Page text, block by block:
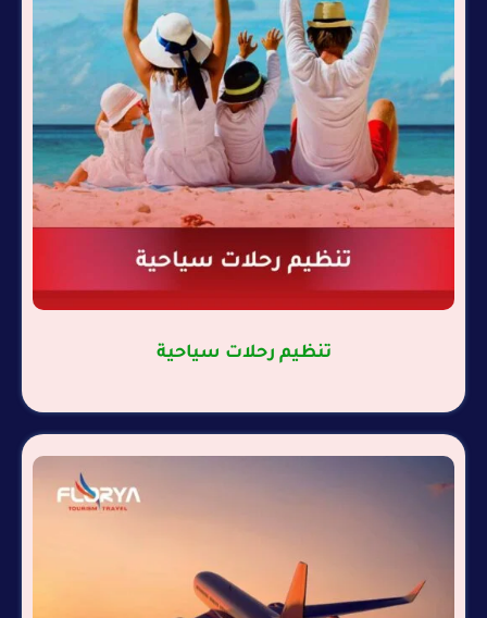
تنظيم رحلات سياحية